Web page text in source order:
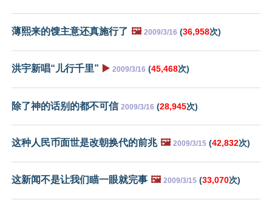
薄熙来的馊主意还真施行了 🖼️ 2009/3/16 (36,958次)
洪宇新唱“儿行千里” ▶️ 2009/3/16 (45,468次)
除了神的话别的都不可信 2009/3/16 (28,945次)
这种人民币面世是改朝换代的前兆 🖼️ 2009/3/15 (42,832次)
这新闻不是让我们瞄一眼就完事 🖼️ 2009/3/15 (33,070次)